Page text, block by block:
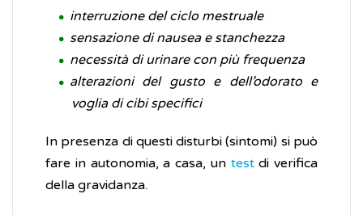
interruzione del ciclo mestruale
sensazione di nausea e stanchezza
necessità di urinare con più frequenza
alterazioni del gusto e dell’odorato e
voglia di cibi specifici
In presenza di questi disturbi (sintomi) si può
fare in autonomia, a casa, un testdi verifica
della gravidanza.